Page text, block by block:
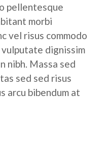
pellentesque
morbi
vel risus commodo
vulputate dignissim
nibh. Massa sed
sed sed risus
arcu bibendum at